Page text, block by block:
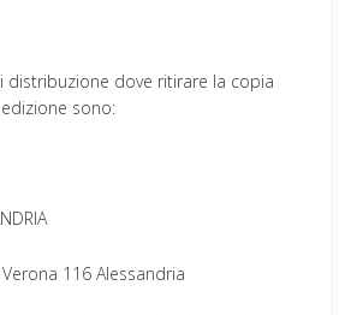
distribuzione dove ritirare la copia
sono:
116 Alessandria